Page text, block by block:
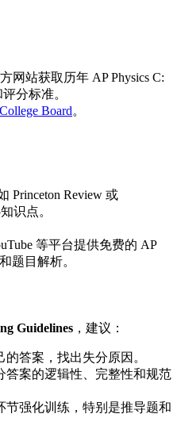
网站获取历年 AP Physics C:
分标准。
Board。
Princeton Review 或
识点。
等平台提供免费的 AP
题目解析。
Guidelines ，建议：
的答案，找出失分原因。
答案的逻辑性、完整性和规范
节强化训练，特别是推导题和